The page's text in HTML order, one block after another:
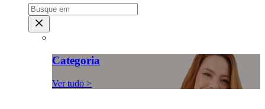
Categoria
Ver tudo >